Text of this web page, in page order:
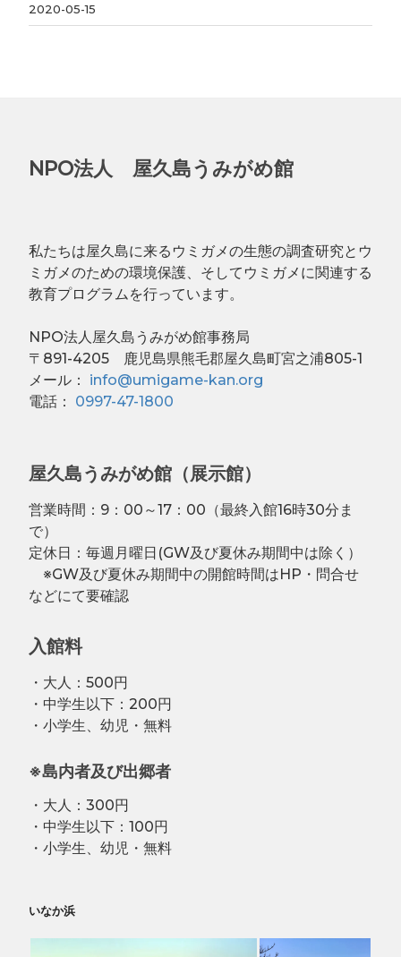
2020-05-15
NPO法人 屋久島うみがめ館
私たちは屋久島に来るウミガメの生態の調査研究とウ
ミガメのための環境保護、そしてウミガメに関連する
教育プログラムを行っています。
NPO法人屋久島うみがめ館事務局
〒891-4205 鹿児島県熊毛郡屋久島町宮之浦805-1
メール： info@umigame-kan.org
電話：
0997-47-1800
屋久島うみがめ館（展示館）
営業時間：9：00～17：00（最終入館16時30分ま
で）
定休日：毎週月曜日(GW及び夏休み期間中は除く）
※GW及び夏休み期間中の開館時間はHP・問合せ
などにて要確認
入館料
・大人：500円
・中学生以下：200円
・小学生、幼児・無料
※島内者及び出郷者
・大人：300円
・中学生以下：100円
・小学生、幼児・無料
いなか浜